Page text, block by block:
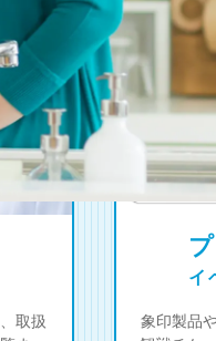
取扱
イ
象印製品